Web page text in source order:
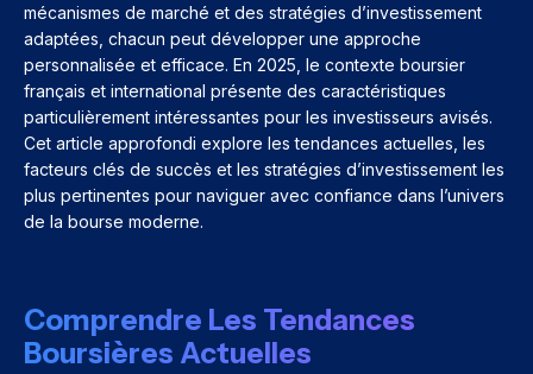
mécanismes de marché et des stratégies d’investissement
adaptées, chacun peut développer une approche
personnalisée et efficace. En 2025, le contexte boursier
français et international présente des caractéristiques
particulièrement intéressantes pour les investisseurs avisés.
Cet article approfondi explore les tendances actuelles, les
facteurs clés de succès et les stratégies d’investissement les
plus pertinentes pour naviguer avec confiance dans l’univers
de la bourse moderne.
Comprendre Les Tendances
Boursières Actuelles